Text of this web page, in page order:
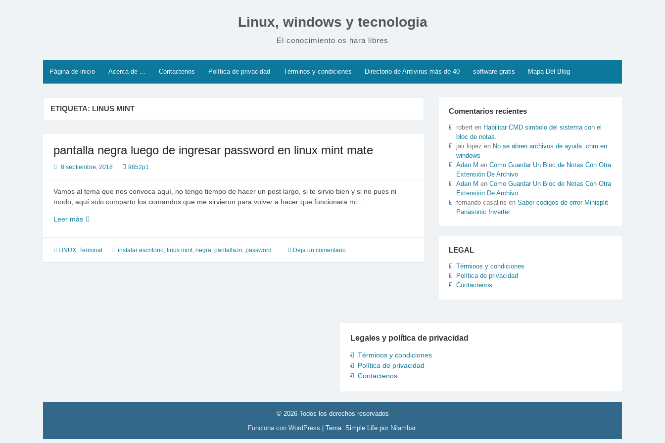
Linux, windows y tecnologia
El conocimiento os hara libres
Página de inicio Acerca de … Contactenos Política de privacidad Términos y condiciones Directorio de Antivirus más de 40 software gratis Mapa Del Blog
ETIQUETA: LINUS MINT
pantalla negra luego de ingresar password en linux mint mate
8 septiembre, 2018 9852p1
Vamos al tema que nos convoca aquí, no tengo tiempo de hacer un post largo, si te sirvio bien y si no pues ni
modo, aquí solo comparto los comandos que me sirvieron para volver a hacer que funcionara mi…
Leer máspantalla
de
LINUX, Terminal instalar escritorio, linus mint, negra, pantallazo, password Deja un comentario
Comentarios recientes
roberten Habilitar CMD simbolo del sistema con el
bloc de notas.
jair lopez en No se abren archivos de ayuda .chm en
windows
Adan M en Como Guardar Un Bloc de Notas Con Otra
Extensión De Archivo
Adan M en Como Guardar Un Bloc de Notas Con Otra
Extensión De Archivo
fernando casalins en Saber codigos de error Minisplit
Panasonic Inverter
LEGAL
Términos y condiciones
Política de privacidad
Contactenos
Legales y política de privacidad
Términos y condiciones
Política de privacidad
Contactenos
© 2026 Todos los derechos reservados
Funciona con WordPress
Tema: Simple Life por Nilambar.